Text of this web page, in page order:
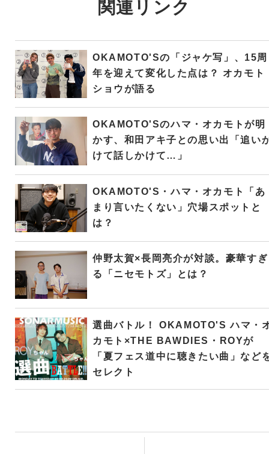
関連リンク
OKAMOTO'Sの「ジャケ写」、15周
年を迎えて変化した点は？ オカモト
ショウが語る
OKAMOTO'Sのハマ・オカモトが明
かす、和田アキ子との思い出「追い
けて話しかけて…」
OKAMOTO'S・ハマ・オカモト「あ
まり言いたくない」穴場スポットと
は？
仲野太賀×長岡亮介が対談。豪華すぎ
る「ニセモトズ」とは？
選曲バトル！ OKAMOTO'S ハマ・
カモト×THE BAWDIES・ROYが
「夏フェス道中に聴きたい曲」など
セレクト